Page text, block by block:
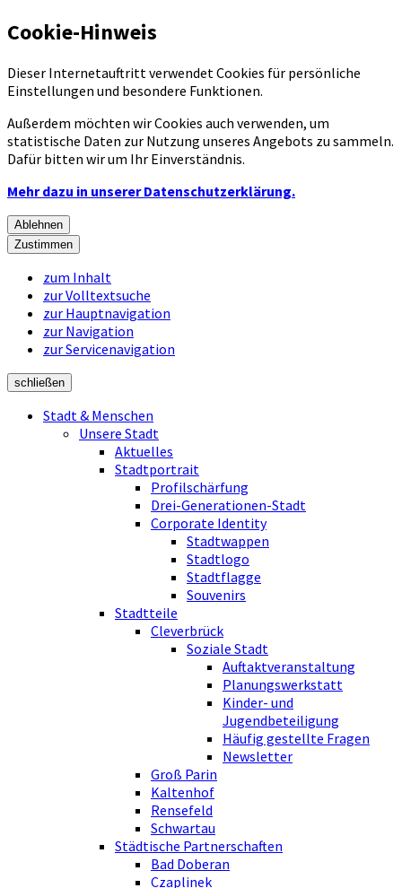
Cookie-Hinweis
Dieser Internetauftritt verwendet Cookies für persönliche
Einstellungen und besondere Funktionen.
Außerdem möchten wir Cookies auch verwenden, um
statistische Daten zur Nutzung unseres Angebots zu sammeln.
Dafür bitten wir um Ihr Einverständnis.
Mehr dazu in unserer Datenschutzerklärung.
Ablehnen
Zustimmen
zum Inhalt
zur Volltextsuche
zur Hauptnavigation
zur Navigation
zur Servicenavigation
schließen
Stadt & Menschen
Unsere Stadt
Aktuelles
Stadtportrait
Profilschärfung
Drei-Generationen-Stadt
Corporate Identity
Stadtwappen
Stadtlogo
Stadtflagge
Souvenirs
Stadtteile
Cleverbrück
Soziale Stadt
Auftaktveranstaltung
Planungswerkstatt
Kinder- und
Jugendbeteiligung
Häufig gestellte Fragen
Newsletter
Groß Parin
Kaltenhof
Rensefeld
Schwartau
Städtische Partnerschaften
Bad Doberan
Czaplinek